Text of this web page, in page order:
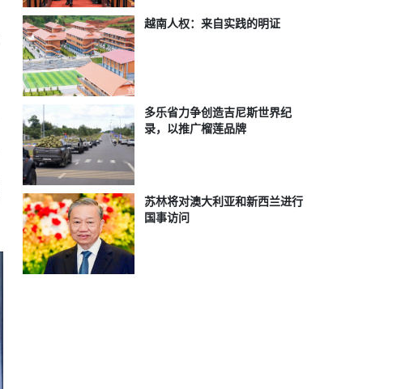
越南人权：来自实践的明证
多乐省力争创造吉尼斯世界纪
录，以推广榴莲品牌
苏林将对澳大利亚和新西兰进行
国事访问